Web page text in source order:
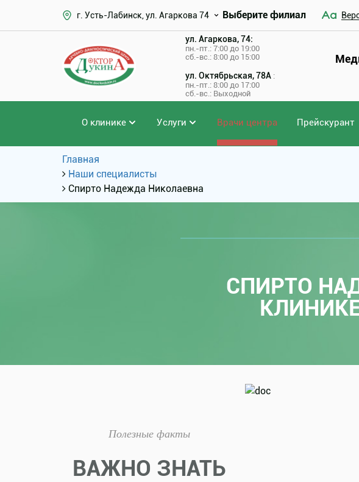
г. Усть-Лабинск, ул. Агаркова 74 Выберите филиал
ул. Агаркова, 74:
пн.-пт.: 7:00 до 19:00
сб.-вс.: 8:00 до 15:00
ул. Октябрьская, 78А :
пн.-пт.: 8:00 до 17:00
сб.-вс.: Выходной
О клинике Услуги Врачи центра Прейскурант
Главная
Наши специалисты
Спирто Надежда Николаевна
СПИРТО
Полезные факты
ВАЖНО ЗНАТЬ